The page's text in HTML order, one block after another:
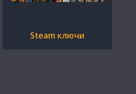
Steam ключи